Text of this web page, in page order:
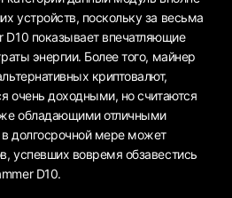
устройств, поскольку за весьма
D10 показывает впечатляющие
энергии. Более того, майнер
криптовалют,
очень доходными, но считаются
обладающими отличными
в долгосрочной мере может
успевших вовремя обзавестись
D10.